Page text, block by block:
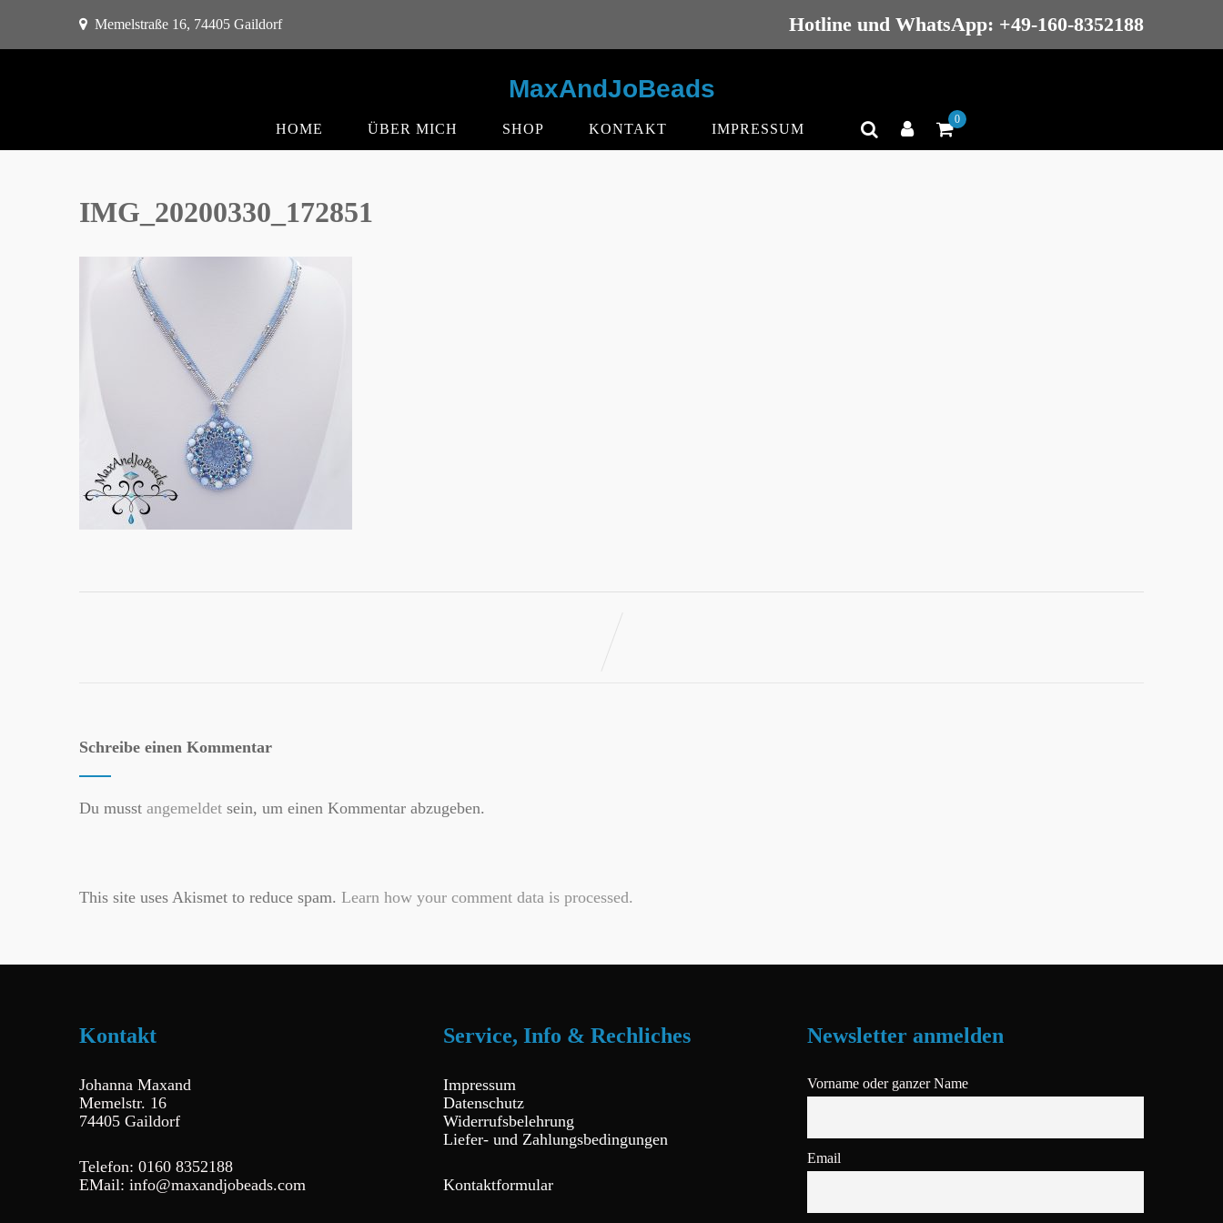
Memelstraße 16, 74405 Gaildorf Hotline und WhatsApp: +49-160-8352188
MaxAndJoBeads
HOME ÜBER MICH SHOP KONTAKT IMPRESSUM
0
IMG_20200330_172851
Schreibe einen Kommentar
Du musst angemeldet sein, um einen Kommentar abzugeben.
This site uses Akismet to reduce spam. Learn how your comment data is processed.
Kontakt
Johanna Maxand
Memelstr. 16
74405 Gaildorf
Telefon: 0160 8352188
EMail: info@maxandjobeads.com
Service, Info & Rechliches
Impressum
Datenschutz
Widerrufsbelehrung
Liefer- und Zahlungsbedingungen
Kontaktformular
Newsletter anmelden
Vorname oder ganzer Name
Email